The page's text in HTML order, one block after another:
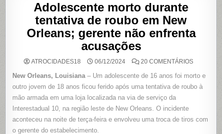
Adolescente morto durante
tentativa de roubo em New
Orleans; gerente não enfrenta
acusações
ATROCIDADES18 06/12/2024 20 COMENTÁRIOSEM
MORTO
DURANTE
DE
GERENTE
New Orleans, Louisiana– Um adolescente de 16 anos foi morto e
outro jovem de 18 anos ficou ferido após uma tentativa de roubo à
mão armada em uma loja localizada na via de serviço da
Interestadual 10, na região leste de New Orleans. O incidente
aconteceu na noite de terça-feira e envolveu uma troca de tiros com
o gerente do estabelecimento.